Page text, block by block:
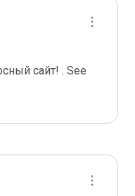
сайт! . See